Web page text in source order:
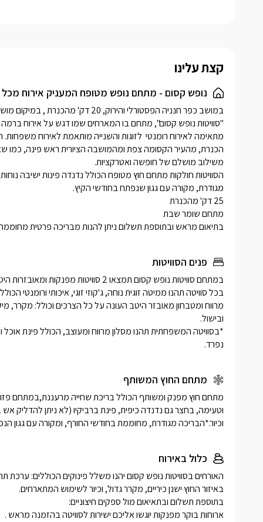
פינת
פינת
קצת עלינו
נופש קסום - מתחם נופש מטופח המעניק אירוח
בתיאום מראש ובתוספת תשלום ניתן להנות מבריכה פרטית מחוממת
פנים הסוויטות
נפרד.
מתחם החוץ המשותף
וכיור.*הבריכה מגודרת, מחוממת בחודשי החורף, ומקורה עם גגון
כלול באירוח